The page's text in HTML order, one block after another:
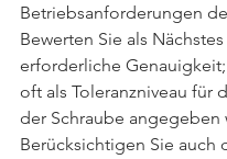
Betriebsanforderungen
Bewerten Sie als
erforderliche
oft als Toleranzniveau für
der Schraube angegeben
Berücksichtigen Sie auch